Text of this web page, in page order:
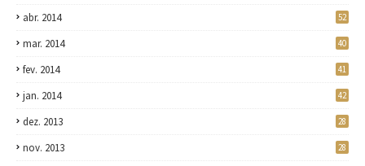
abr. 2014 52
mar. 2014 40
fev. 2014 41
jan. 2014 42
dez. 2013 28
nov. 2013 28